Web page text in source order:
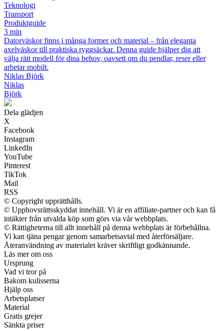
Teknologi
Transport
Produktguide
3 min
Datorväskor finns i många former och material – från eleganta
axelväskor till praktiska ryggsäckar. Denna guide hjälper dig att
välja rätt modell för dina behov, oavsett om du pendlar, reser eller
arbetar mobilt.
Niklas Björk
Niklas
Björk
Dela glädjen
X
Facebook
Instagram
LinkedIn
YouTube
Pinterest
TikTok
Mail
RSS
© Copyright upprätthålls.
© Upphovsrättsskyddat innehåll. Vi är en affiliate-partner och kan få
intäkter från utvalda köp som görs via vår webbplats.
© Rättigheterna till allt innehåll på denna webbplats är förbehållna.
Vi kan tjäna pengar genom samarbetsavtal med återförsäljare.
Återanvändning av materialet kräver skriftligt godkännande.
Läs mer om oss
Ursprung
Vad vi tror på
Bakom kulisserna
Hjälp oss
Arbetsplatser
Material
Gratis grejer
Sänkta priser